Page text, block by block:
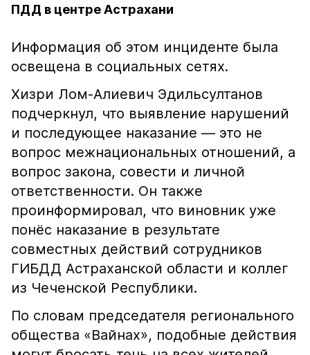
ПДД в центре Астрахани
Информация об этом инциденте была
освещена в социальных сетях.
Хизри Лом-Алиевич Эдильсултанов
подчеркнул, что выявление нарушений
и последующее наказание — это не
вопрос межнациональных отношений, а
вопрос закона, совести и личной
ответственности. Он также
проинформировал, что виновник уже
понёс наказание в результате
совместных действий сотрудников
ГИБДД Астраханской области и коллег
из Чеченской Республики.
По словам председателя регионального
общества «Вайнах», подобные действия